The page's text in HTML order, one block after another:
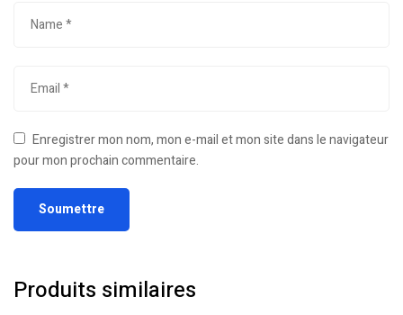
Enregistrer mon nom, mon e-mail et mon site dans le navigateur
pour mon prochain commentaire.
Produits similaires